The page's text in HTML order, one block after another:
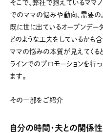
そこで、弊社で抱えているママ
でのママの悩みや動向、需要の
既に世に出ているオープンデー
どのような工夫をしているかも
ママの悩みの本質が見えてくる
ラインでのプロモーションを行
ます。
その一部をご紹介
⾃分の時間・夫との関係性